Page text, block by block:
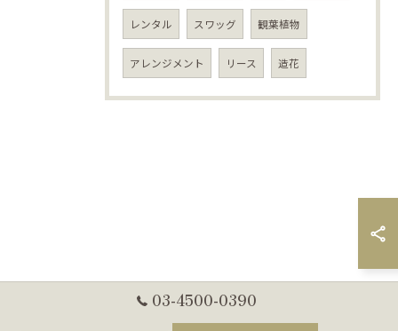
レンタル スワッグ 観葉植物
アレンジメント リース 造花
03-4500-0390